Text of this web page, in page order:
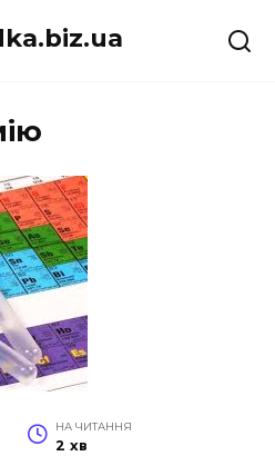
НА ЧИТАННЯ
2 хв